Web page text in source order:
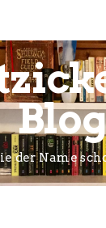
der Name